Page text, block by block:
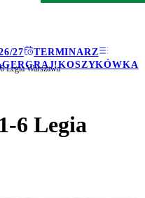
27
TERMINARZ
GRAJ!KOSZYKÓWKA
Legia Warszawa
6 Legia